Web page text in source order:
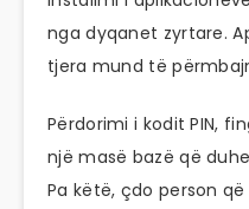
nga dyqanet zyrtare.
tjera mund të
Përdorimi i kodit PIN,
një masë bazë që
Pa këtë, çdo person